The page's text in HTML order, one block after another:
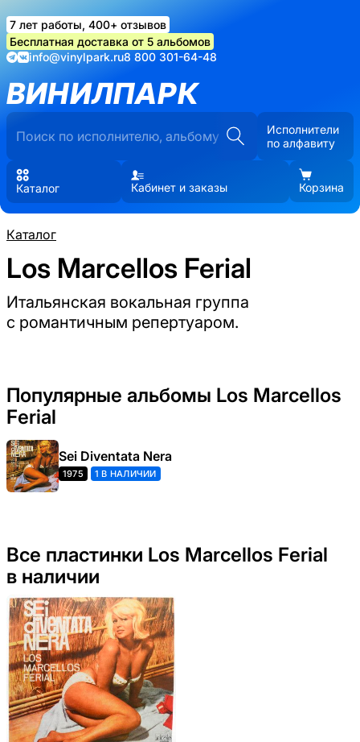
7 лет работы, 400+ отзывов
Бесплатная доставка от 5 альбомов
info@vinylpark.ru8 800 301-64-48
ВИНИЛПАРК
Исполнители
по алфавиту
Каталог Кабинет и заказы Корзина
Каталог
Los Marcellos Ferial
Итальянская вокальная группа
с романтичным репертуаром.
Популярные альбомы Los Marcellos
Ferial
Sei Diventata Nera
1975 1 В НАЛИЧИИ
Все пластинки Los Marcellos Ferial
в наличии